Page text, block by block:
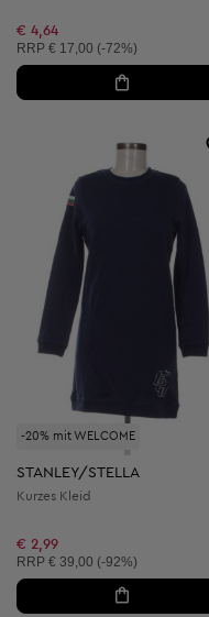
€ 4,64
Unverbindliche Preisempfehlung:
RRP € 17,00 (-72%)
-20% mit WELCOME
STANLEY/STELLA
Kurzes Kleid
€ 2,99
Unverbindliche Preisempfehlung:
RRP € 39,00 (-92%)